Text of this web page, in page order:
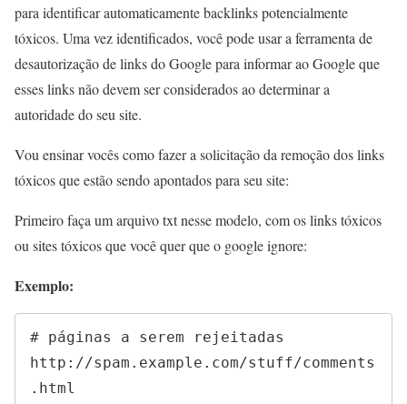
para identificar automaticamente backlinks potencialmente
tóxicos. Uma vez identificados, você pode usar a ferramenta de
desautorização de links do Google para informar ao Google que
esses links não devem ser considerados ao determinar a
autoridade do seu site.
Vou ensinar vocês como fazer a solicitação da remoção dos links
tóxicos que estão sendo apontados para seu site:
Primeiro faça um arquivo txt nesse modelo, com os links tóxicos
ou sites tóxicos que você quer que o google ignore:
Exemplo:
# páginas a serem rejeitadas
http://spam.example.com/stuff/comments
.html